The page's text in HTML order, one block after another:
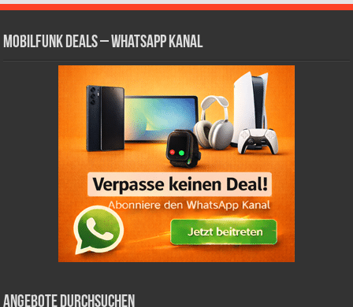
Mobilfunk Deals – WhatsApp Kanal
Angebote durchsuchen